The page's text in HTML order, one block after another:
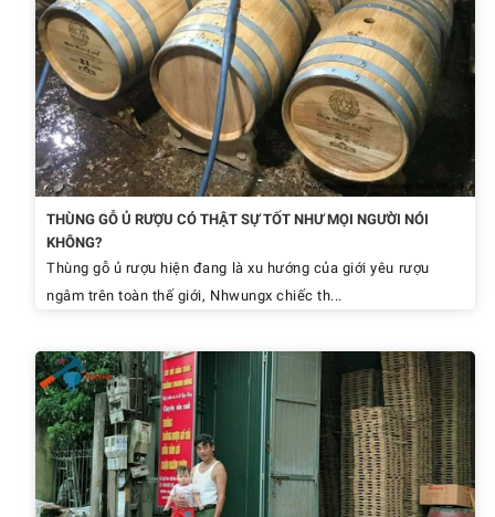
THÙNG GỖ Ủ RƯỢU CÓ THẬT SỰ TỐT NHƯ MỌI NGƯỜI NÓI
KHÔNG?
Thùng gỗ ủ rượu hiện đang là xu hướng của giới yêu rượu
ngâm trên toàn thế giới, Nhwungx chiếc th...